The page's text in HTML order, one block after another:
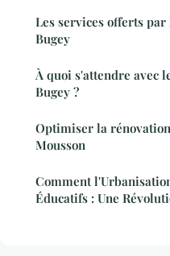
Les services offerts
Bugey
À quoi s'attendre avec
Bugey ?
Optimiser la
Mousson
Comment
Éducatifs : Une